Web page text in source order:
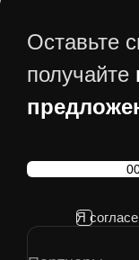
Оставьте
получайте
Я